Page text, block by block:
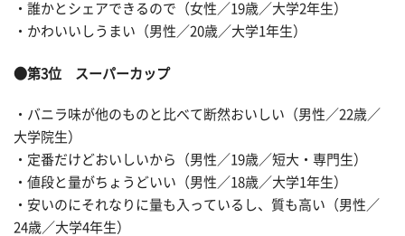
・誰かとシェアできるので（女性／19歳／大学2年生）
・かわいいしうまい（男性／20歳／大学1年生）
●第3位 スーパーカップ
・バニラ味が他のものと比べて断然おいしい（男性／22歳／
大学院生）
・定番だけどおいしいから（男性／19歳／短大・専門生）
・値段と量がちょうどいい（男性／18歳／大学1年生）
・安いのにそれなりに量も入っているし、質も高い（男性／
24歳／大学4年生）